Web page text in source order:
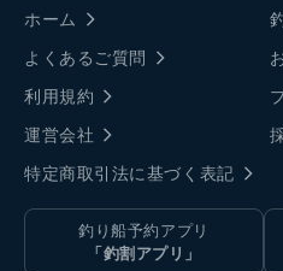
ホーム
よくあるご質問
利用規約
運営会社
特定商取引法に基づく表記
釣り船予約アプリ
「釣割アプリ」